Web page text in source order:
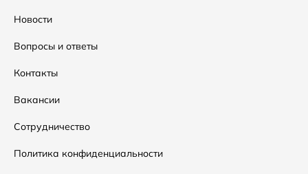
Распродажа
Подарочные сертификаты
Таблица размеров
Уход за одеждой
Новости
Вопросы и ответы
Контакты
Вакансии
Сотрудничество
Политика конфиденциальности